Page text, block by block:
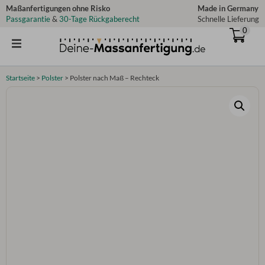
Zum
Inhalt
Maßanfertigungen ohne Risko
Passgarantie& 30-Tage Rückgaberecht
Made in Germany
Schnelle Lieferung
0
Startseite > Polster > Polster nach Maß – Rechteck